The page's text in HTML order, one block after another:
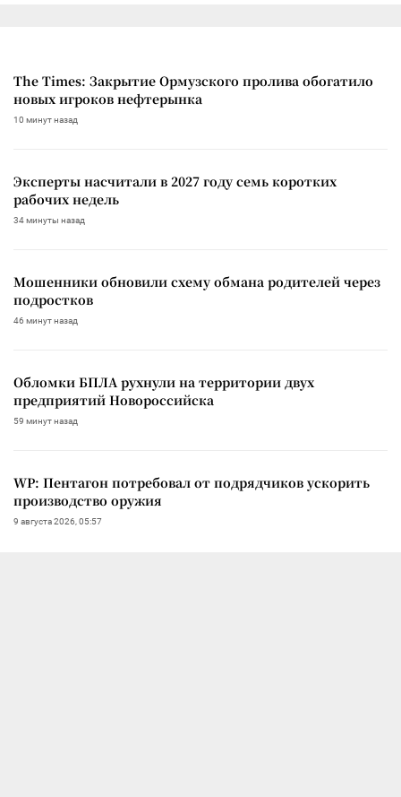
The Times: Закрытие Ормузского пролива обогатило
новых игроков нефтерынка
10 минут назад
Эксперты насчитали в 2027 году семь коротких
рабочих недель
34 минуты назад
Мошенники обновили схему обмана родителей через
подростков
46 минут назад
Обломки БПЛА рухнули на территории двух
предприятий Новороссийска
59 минут назад
WP: Пентагон потребовал от подрядчиков ускорить
производство оружия
9 августа 2026, 05:57